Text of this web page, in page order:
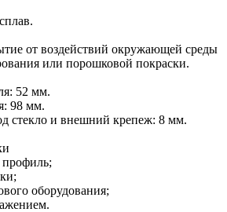
от воздействий окружающей среды
или порошковой покраски.
52 мм.
98 мм.
стекло и внешний крепеж: 8 мм.
оборудования;